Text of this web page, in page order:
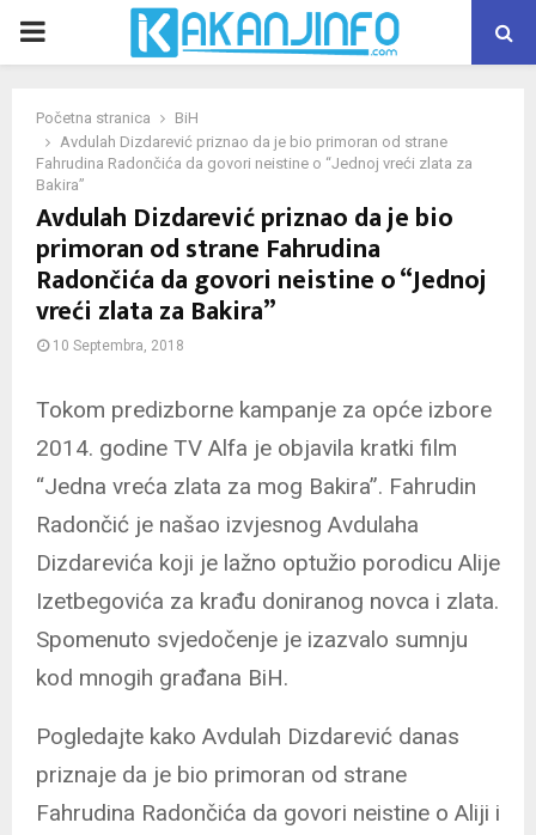
PRIMARY
Početna stranica
BiH
Avdulah Dizdarević priznao da je bio primoran od strane
Fahrudina Radončića da govori neistine o “Jednoj vreći zlata za
Bakira”
Avdulah Dizdarević priznao da je bio
primoran od strane Fahrudina
Radončića da govori neistine o “Jednoj
vreći zlata za Bakira”
10 Septembra, 2018
Tokom predizborne kampanje za opće izbore
2014. godine TV Alfa je objavila kratki film
“Jedna vreća zlata za mog Bakira”. Fahrudin
Radončić je našao izvjesnog Avdulaha
Dizdarevića koji je lažno optužio porodicu Alije
Izetbegovića za krađu doniranog novca i zlata.
Spomenuto svjedočenje je izazvalo sumnju
kod mnogih građana BiH.
Pogledajte kako Avdulah Dizdarević danas
priznaje da je bio primoran od strane
Fahrudina Radončića da govori neistine o Aliji i